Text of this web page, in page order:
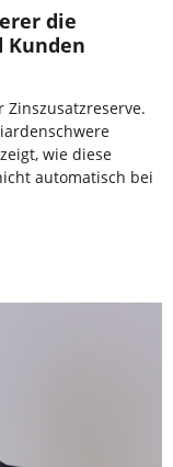
die
Kunden
wie diese
automatisch bei